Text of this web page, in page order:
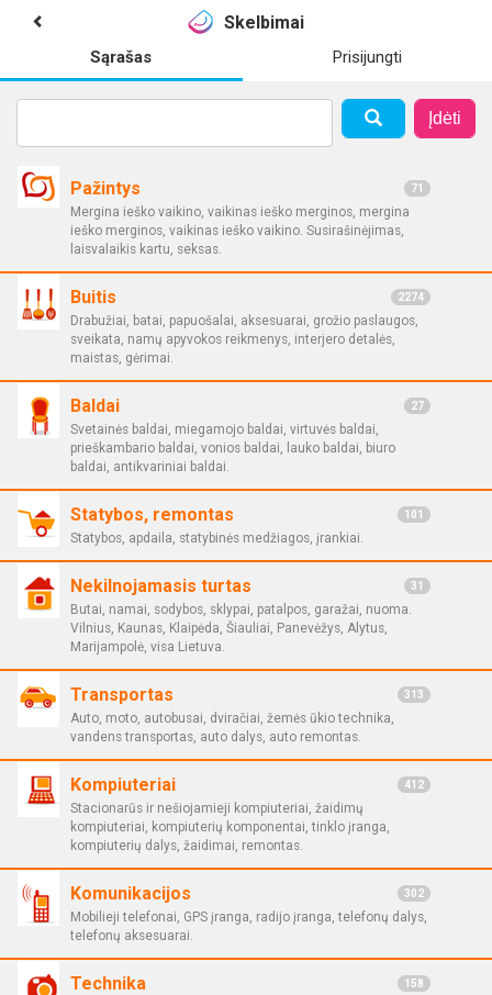
Skelbimai
Sąrašas Prisijungti
Įdėti
Pažintys 71
Mergina ieško vaikino, vaikinas ieško merginos, mergina
ieško merginos, vaikinas ieško vaikino. Susirašinėjimas,
laisvalaikis kartu, seksas.
Buitis 2274
Drabužiai, batai, papuošalai, aksesuarai, grožio paslaugos,
sveikata, namų apyvokos reikmenys, interjero detalės,
maistas, gėrimai.
Baldai 27
Svetainės baldai, miegamojo baldai, virtuvės baldai,
prieškambario baldai, vonios baldai, lauko baldai, biuro
baldai, antikvariniai baldai.
Statybos, remontas 101
Statybos, apdaila, statybinės medžiagos, įrankiai.
Nekilnojamasis turtas 31
Butai, namai, sodybos, sklypai, patalpos, garažai, nuoma.
Vilnius, Kaunas, Klaipėda, Šiauliai, Panevėžys, Alytus,
Marijampolė, visa Lietuva.
Transportas 313
Auto, moto, autobusai, dviračiai, žemės ūkio technika,
vandens transportas, auto dalys, auto remontas.
Kompiuteriai 412
Stacionarūs ir nešiojamieji kompiuteriai, žaidimų
kompiuteriai, kompiuterių komponentai, tinklo įranga,
kompiuterių dalys, žaidimai, remontas.
Komunikacijos 302
Mobilieji telefonai, GPS įranga, radijo įranga, telefonų dalys,
telefonų aksesuarai.
Technika 158